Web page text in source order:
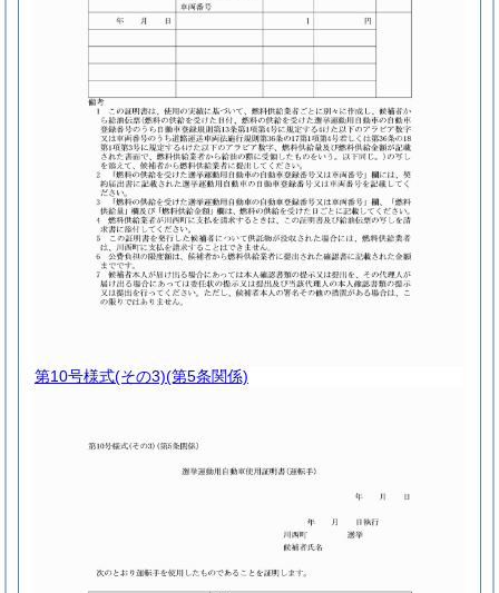
第10号様式(その3)(第5条関係)